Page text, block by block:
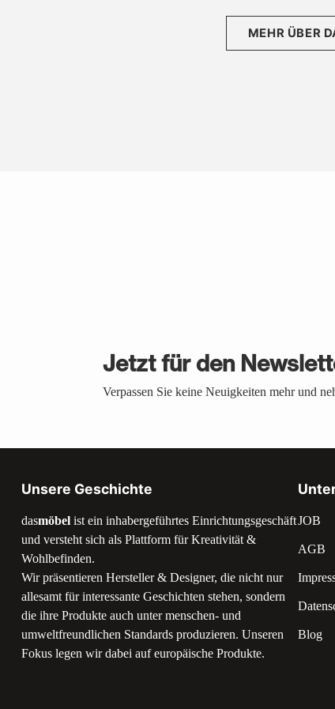
MEHR ÜBER
Jetzt für den
Verpassen Sie keine Neuigkeiten mehr und
Unsere Geschichte
dasmöbel ist ein inhabergeführtes Einrichtungsgeschäft
und versteht sich als Plattform für Kreativität &
Wohlbefinden.
Wir präsentieren Hersteller & Designer, die nicht nur
allesamt für interessante Geschichten stehen, sondern
die ihre Produkte auch unter menschen- und
umweltfreundlichen Standards produzieren. Unseren
Fokus legen wir dabei auf europäische Produkte.
JOB
AGB
Blog